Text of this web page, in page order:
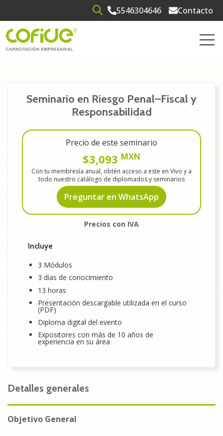
Open search5546304646 Contacto
Seminario en Riesgo Penal–Fiscal y
Responsabilidad
Precio de este seminario
$3,093 MXN
Con tu membresía anual, obtén acceso a este en Vivo y a
todo nuestro catálogo de diplomados y seminarios
Preguntar en WhatsApp
Precios con IVA
Incluye
3 Módulos
3 días de conocimiento
13 horas
Presentación descargable utilizada en el curso
(PDF)
Diploma digital del evento
Expositores con más de 10 años de
experiencia en su área
Detalles generales
Objetivo General